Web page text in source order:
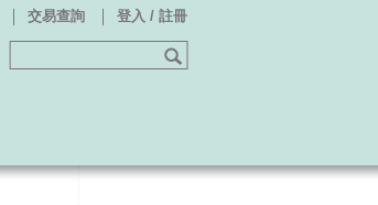
交易查詢 登入 / 註冊